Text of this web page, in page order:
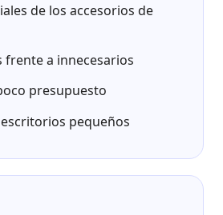
de los accesorios de
frente a innecesarios
presupuesto
pequeños